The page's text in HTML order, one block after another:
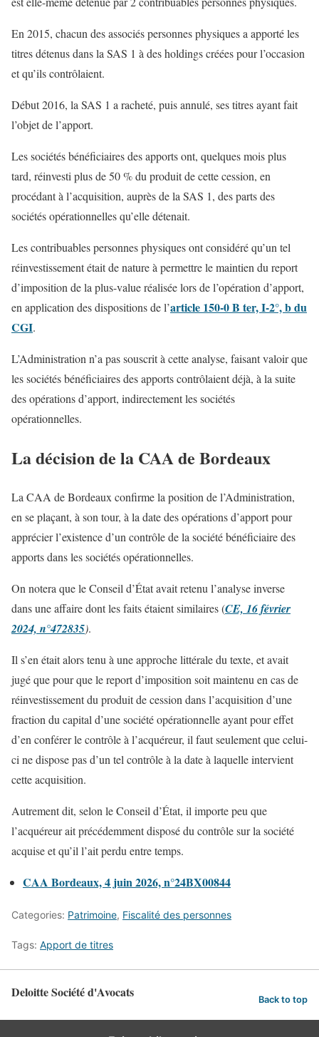
En 2015, chacun des associés personnes physiques a apporté les
titres détenus dans la SAS 1 à des holdings créées pour l’occasion
et qu’ils contrôlaient.
Début 2016, la SAS 1 a racheté, puis annulé, ses titres ayant fait
l’objet de l’apport.
Les sociétés bénéficiaires des apports ont, quelques mois plus
tard, réinvesti plus de 50 % du produit de cette cession, en
procédant à l’acquisition, auprès de la SAS 1, des parts des
sociétés opérationnelles qu’elle détenait.
Les contribuables personnes physiques ont considéré qu’un tel
réinvestissement était de nature à permettre le maintien du report
d’imposition de la plus-value réalisée lors de l’opération d’apport,
en application des dispositions de l’article 150-0 B ter, I-2°, b du
CGI.
L’Administration n’a pas souscrit à cette analyse, faisant valoir que
les sociétés bénéficiaires des apports contrôlaient déjà, à la suite
des opérations d’apport, indirectement les sociétés
opérationnelles.
La décision de la CAA de Bordeaux
La CAA de Bordeaux confirme la position de l’Administration,
en se plaçant, à son tour, à la date des opérations d’apport pour
apprécier l’existence d’un contrôle de la société bénéficiaire des
apports dans les sociétés opérationnelles.
On notera que le Conseil d’État avait retenu l’analyse inverse
dans une affaire dont les faits étaient similaires (CE, 16 février
2024, n°472835).
Il s’en était alors tenu à une approche littérale du texte, et avait
jugé que pour que le report d’imposition soit maintenu en cas de
réinvestissement du produit de cession dans l’acquisition d’une
fraction du capital d’une société opérationnelle ayant pour effet
d’en conférer le contrôle à l’acquéreur, il faut seulement que celui-
ci ne dispose pas d’un tel contrôle à la date à laquelle intervient
cette acquisition.
Autrement dit, selon le Conseil d’État, il importe peu que
l’acquéreur ait précédemment disposé du contrôle sur la société
acquise et qu’il l’ait perdu entre temps.
CAA Bordeaux, 4 juin 2026, n°24BX00844
Categories: Patrimoine, Fiscalité des personnes
Tags: Apport de titres
Deloitte Société d'Avocats Back to top